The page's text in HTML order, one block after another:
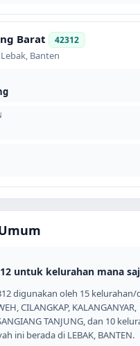
Barat 42312
Lebak, Banten
untuk kelurahan mana
digunakan oleh 15 kelurahan/
CILANGKAP, KALANGANYAR,
TANJUNG, dan 10
ini berada di LEBAK, BANTEN.